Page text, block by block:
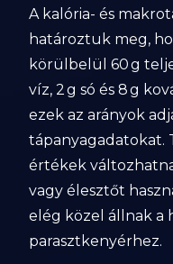
A kalória- és
határoztuk meg,
körülbelül 60 g
víz, 2 g só és 8 g
ezek az arányok
tápanyagadatokat.
értékek
vagy élesztőt
elég közel állnak a
parasztkenyérhez.